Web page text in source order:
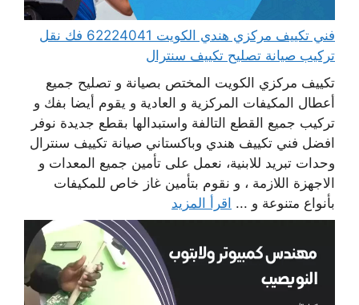
فني تكييف مركزي هندي الكويت 62224041 فك نقل
تركيب صيانة تصليح تكييف سنترال
تكييف مركزي الكويت المختص بصيانة و تصليح جميع
أعطال المكيفات المركزية و العادية و يقوم أيضا بفك و
تركيب جميع القطع التالفة واستبدالها بقطع جديدة نوفر
افضل فني تكييف هندي وباكستاني صيانة تكييف سنترال
وحدات تبريد للابنية، نعمل على تأمين جميع المعدات و
الاجهزة اللازمة ، و نقوم بتأمين غاز خاص للمكيفات
بأنواع متنوعة و ... اقرأ المزيد